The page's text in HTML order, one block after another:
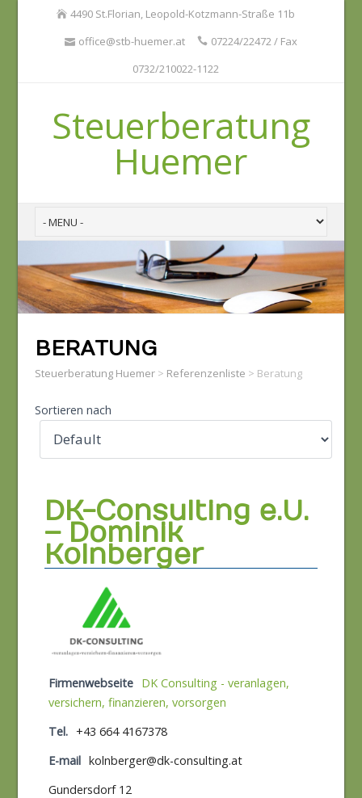
4490 St.Florian, Leopold-Kotzmann-Straße 11b
office@stb-huemer.at
07224/22472 / Fax
0732/210022-1122
Steuerberatung
Huemer
BERATUNG
Steuerberatung Huemer> Referenzenliste > Beratung
Sortieren nach
DK-Consulting e.U.
– Dominik
Kolnberger
Firmenwebseite
DK Consulting - veranlagen,
versichern, finanzieren, vorsorgen
Tel.
+43 664 4167378
E-mail kolnberger@dk-consulting.at
Gundersdorf 12